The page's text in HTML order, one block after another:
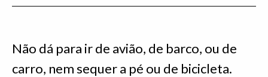
Não dá para ir de avião, de barco, ou de
carro, nem sequer a pé ou de bicicleta.